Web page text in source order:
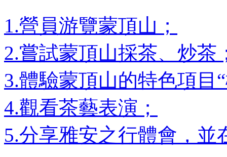
1.營員游覽蒙頂山；
2.嘗試蒙頂山採茶、炒茶
3.體驗蒙頂山的特色項目
4.觀看茶藝表演；
5.分享雅安之行體會，並